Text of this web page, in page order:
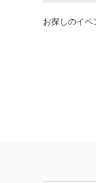
お探しのイベ